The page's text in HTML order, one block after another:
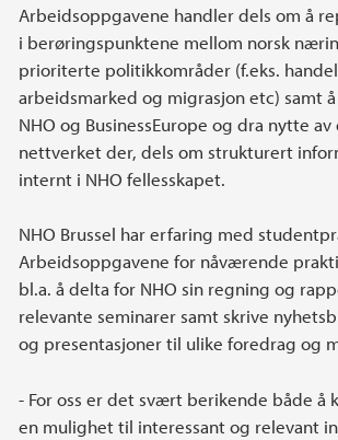
Arbeidsoppgavene handler dels om å
i berøringspunktene mellom norsk
prioriterte politikkområder (f.eks.
arbeidsmarked og migrasjon etc) samt
NHO og BusinessEurope og dra nytte
nettverket der, dels om strukturert
internt i NHO fellesskapet.
NHO Brussel har erfaring med
Arbeidsoppgavene for nåværende
bl.a. å delta for NHO sin regning og
relevante seminarer samt skrive
og presentasjoner til ulike foredrag og
- For oss er det svært berikende både å
en mulighet til interessant og relevant